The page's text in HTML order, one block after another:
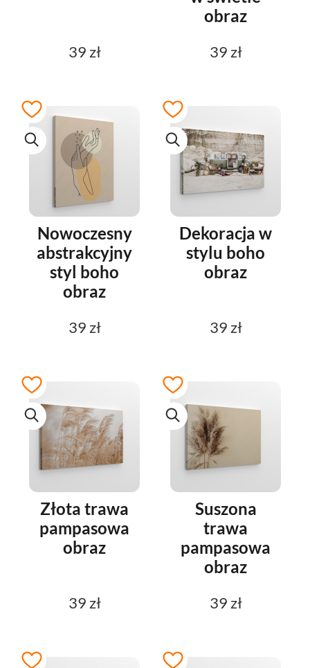
39 zł
obraz
39 zł
Nowoczesny
abstrakcyjny
styl boho
obraz
39 zł
Dekoracja w
stylu boho
obraz
39 zł
Złota trawa
pampasowa
obraz
39 zł
Suszona
trawa
pampasowa
obraz
39 zł